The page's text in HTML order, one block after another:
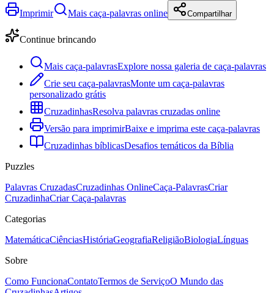
Imprimir
Mais caça-palavras online Compartilhar
Continue brincando
Mais caça-palavrasExplore nossa galeria de caça-palavras
Crie seu caça-palavrasMonte um caça-palavras
personalizado grátis
CruzadinhasResolva palavras cruzadas online
Versão para imprimirBaixe e imprima este caça-palavras
Cruzadinhas bíblicasDesafios temáticos da Bíblia
Puzzles
Palavras CruzadasCruzadinhas OnlineCaça-PalavrasCriar
CruzadinhaCriar Caça-palavras
Categorias
MatemáticaCiênciasHistóriaGeografiaReligiãoBiologiaLínguas
Sobre
Como FuncionaContatoTermos de ServiçoO Mundo das